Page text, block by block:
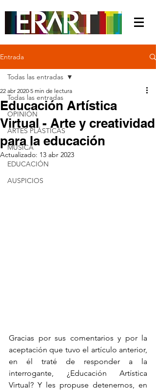
Entrada
Todas las entradas
OPINIÓN
ARTES PLÁSTICAS
MÚSICA
EDUCACIÓN
AUSPICIOS
Todas las entradas
Educación Artística
Virtual - Arte y creatividad
para la educación
22 abr 2020 5 min de lectura
Actualizado: 13 abr 2023
Gracias por sus comentarios y por la
aceptación que tuvo el artículo anterior,
en él traté de responder a la
interrogante, ¿Educación Artística
Virtual? Y les propuse detenernos, en